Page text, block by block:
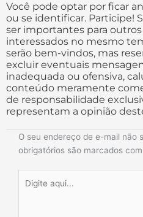
Você pode optar por ficar
ou se identificar. Participe!
ser importantes para
interessados no mesmo
serão bem-vindos, mas
excluir eventuais
inadequada ou ofensiva,
conteúdo meramente
de responsabilidade
representam a opinião
O seu endereço de e-mail não
obrigatórios são marcados com
aqui...